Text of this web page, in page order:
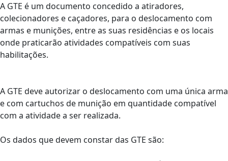
A GTE é um documento concedido a atiradores,
colecionadores e caçadores, para o deslocamento com
armas e munições, entre as suas residências e os locais
onde praticarão atividades compatíveis com suas
habilitações.
A GTE deve autorizar o deslocamento com uma única arma
e com cartuchos de munição em quantidade compatível
com a atividade a ser realizada.
Os dados que devem constar das GTE são: